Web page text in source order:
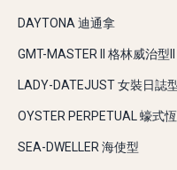
DAYTONA 迪通拿
GMT-MASTER II 格林威治型II
LADY-DATEJUST 女裝日誌
OYSTER PERPETUAL 蠔式
SEA-DWELLER 海使型